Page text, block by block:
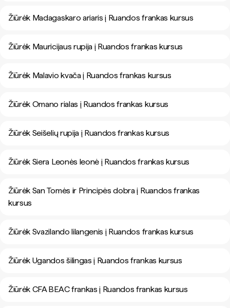
Žiūrėk Madagaskaro ariaris į Ruandos frankas kursus
Žiūrėk Mauricijaus rupija į Ruandos frankas kursus
Žiūrėk Malavio kvača į Ruandos frankas kursus
Žiūrėk Omano rialas į Ruandos frankas kursus
Žiūrėk Seišelių rupija į Ruandos frankas kursus
Žiūrėk Siera Leonės leonė į Ruandos frankas kursus
Žiūrėk San Tomės ir Principės dobra į Ruandos frankas
kursus
Žiūrėk Svazilando lilangenis į Ruandos frankas kursus
Žiūrėk Ugandos šilingas į Ruandos frankas kursus
Žiūrėk CFA BEAC frankas į Ruandos frankas kursus